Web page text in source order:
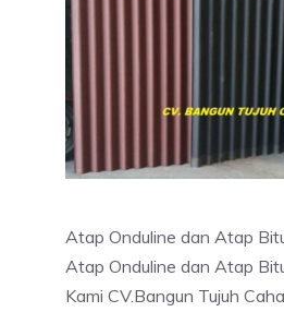
Atap Onduline dan Atap
Atap Onduline dan Atap
Kami CV.Bangun Tujuh